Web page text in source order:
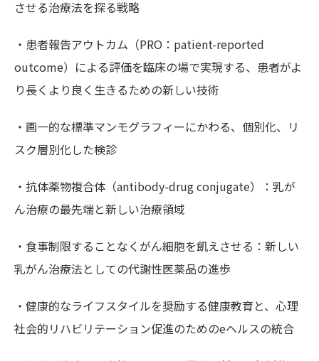
させる治療法を探る戦略
・患者報告アウトカム（PRO：patient-reported
outcome）による評価を臨床の場で実現する、患者がよ
り長くより良く生きるための新しい技術
・画一的な標準マンモグラフィーにかわる、個別化、リ
スク層別化した検診
・抗体薬物複合体（antibody-drug conjugate）：乳が
ん治療の最先端と新しい治療領域
・食事制限することなくがん細胞を飢えさせる：新しい
乳がん治療法としての代謝性医薬品の進歩
・健康的なライフスタイルを奨励する健康教育と、心理
社会的リハビリテーション促進のためのeヘルスの統合